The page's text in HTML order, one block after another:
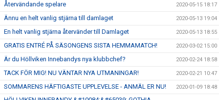
Återvändande spelare 2020-05-15 18:17
Ännu en helt vanlig stjärna till damlaget 2020-05-13 19:04
En helt vanlig stjärna återvänder till Damlaget 2020-05-13 18:55
GRATIS ENTRÉ PÅ SÄSONGENS SISTA HEMMAMATCH! 2020-03-02 15:00
Är du Höllviken Innebandys nya klubbchef? 2020-02-24 18:58
TACK FÖR MIG! NU VÄNTAR NYA UTMANINGAR! 2020-02-21 10:47
SOMMARENS HÄFTIGASTE UPPLEVELSE - ANMÄL ER NU! 2020-01-09 18:48